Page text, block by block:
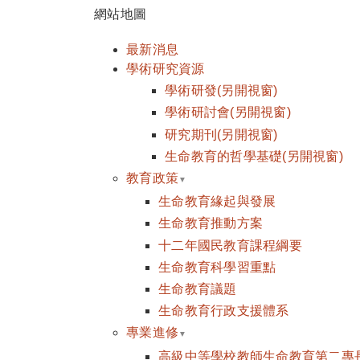
網站地圖
最新消息
學術研究資源
學術研發(另開視窗)
學術研討會(另開視窗)
研究期刊(另開視窗)
生命教育的哲學基礎(另開視窗)
教育政策
生命教育緣起與發展
生命教育推動方案
十二年國民教育課程綱要
生命教育科學習重點
生命教育議題
生命教育行政支援體系
專業進修
高級中等學校教師生命教育第二專